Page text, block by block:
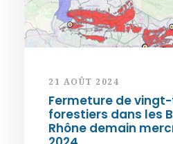
21 AOÛT 2024
Fermeture de
forestiers dans les
Rhône demain